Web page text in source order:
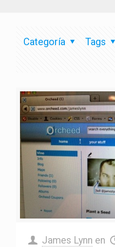
Categoría Tags
James Lynn en